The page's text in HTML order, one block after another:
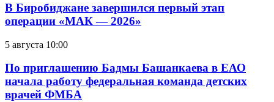
В Биробиджане завершился первый этап
операции «МАК — 2026»
5 августа 10:00
По приглашению Бадмы Башанкаева в ЕАО
начала работу федеральная команда детских
врачей ФМБА